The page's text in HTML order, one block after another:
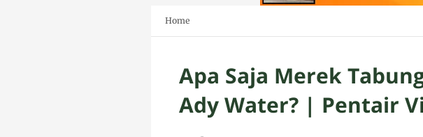
Home
Apa Saja Merek
Ady Water? | Pentair